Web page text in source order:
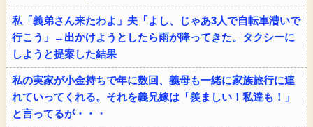
私「義弟さん来たわよ」夫「よし、じゃあ3人で自転車漕いで
行こう」→出かけようとしたら雨が降ってきた。タクシーに
しようと提案した結果
私の実家が小金持ちで年に数回、義母も一緒に家族旅行に連
れていってくれる。それを義兄嫁は「羨ましい！私達も！」
と言ってるが・・・